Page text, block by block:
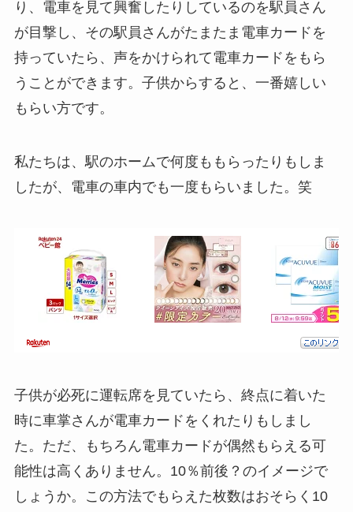
り、電車を見て興奮したりしているのを駅員さん
が目撃し、その駅員さんがたまたま電車カードを
持っていたら、声をかけられて電車カードをもら
うことができます。子供からすると、一番嬉しい
もらい方です。
私たちは、駅のホームで何度ももらったりもしま
したが、電車の車内でも一度もらいました。笑
子供が必死に運転席を見ていたら、終点に着いた
時に車掌さんが電車カードをくれたりもしまし
た。ただ、もちろん電車カードが偶然もらえる可
能性は高くありません。10％前後？のイメージで
しょうか。この方法でもらえた枚数はおそらく10